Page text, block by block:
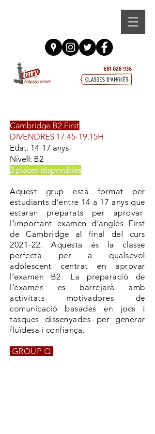
Cambridge B2 First
DIVENDRES 17.45-19.15H
Edat: 14-17 anys
Nivell: B2
2 places disponibles
Aquest grup està format per
estudiants d’entre 14 a 17 anys que
estaran preparats per aprovar
l’important examen d’anglès First
de Cambridge al final del curs
2021-22. Aquesta és la classe
perfecta per a qualsevol
adolescent centrat en aprovar
l’examen B2. La preparació de
l’examen es barrejarà amb
activitats motivadores de
comunicació basades en jocs i
tasques dissenyades per generar
fluïdesa i confiança.
GROUP Q